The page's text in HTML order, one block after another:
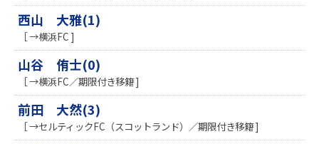
西山 大雅(1)
［ →横浜FC ]
山谷 侑士(0)
［ →横浜FC／期限付き移籍 ]
前田 大然(3)
［ →セルティックFC（スコットランド）／期限付き移籍 ]